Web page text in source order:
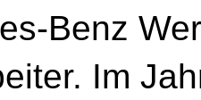
Benz
Im